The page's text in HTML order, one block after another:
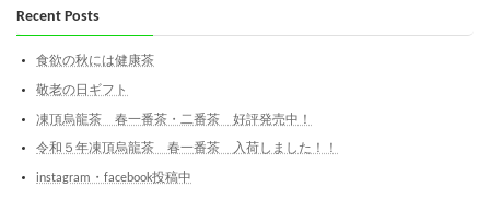
Recent Posts
食欲の秋には健康茶
敬老の日ギフト
凍頂烏龍茶 春一番茶・二番茶 好評発売中！
令和５年凍頂烏龍茶 春一番茶 入荷しました！！
instagram・facebook投稿中